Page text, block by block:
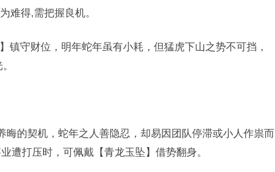
难得,需把握良机。
镇守财位，明年蛇年虽有小耗，但猛虎下山之势不可挡，
晦的契机，蛇年之人善隐忍，却易因团队停滞或小人作祟而
遭打压时，可佩戴【青龙玉坠】借势翻身。